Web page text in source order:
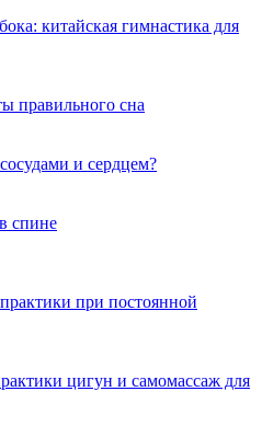
китайская гимнастика для
правильного сна
и сердцем?
спине
при постоянной
цигун и самомассаж для